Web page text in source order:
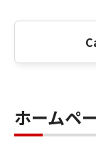
ホームペ